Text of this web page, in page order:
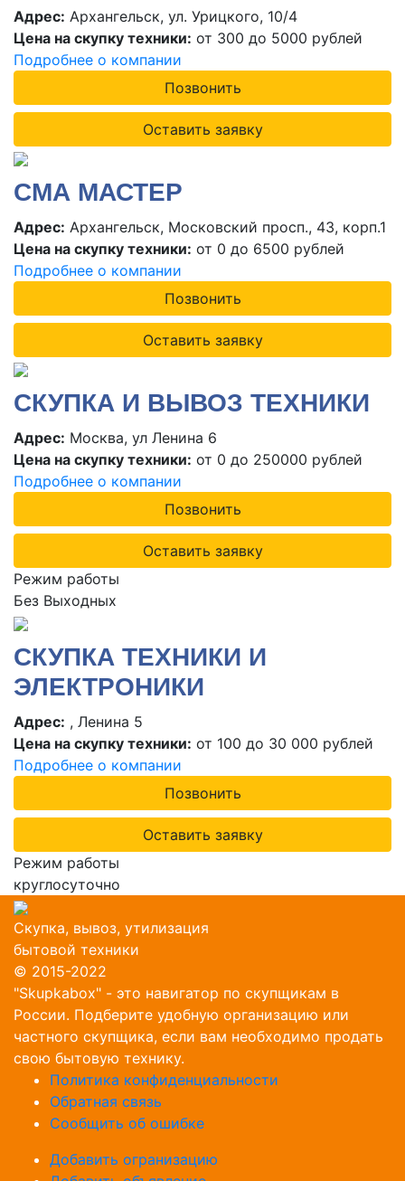
Адрес: Архангельск, ул. Урицкого, 10/4
Цена на скупку техники: от 300 до 5000 рублей
Подробнее о компании
Позвонить
Оставить заявку
СМА МАСТЕР
Адрес: Архангельск, Московский просп., 43, корп.1
Цена на скупку техники: от 0 до 6500 рублей
Подробнее о компании
Позвонить
Оставить заявку
СКУПКА И ВЫВОЗ ТЕХНИКИ
Адрес: Москва, ул Ленина 6
Цена на скупку техники: от 0 до 250000 рублей
Подробнее о компании
Позвонить
Оставить заявку
Режим работы
Без Выходных
СКУПКА ТЕХНИКИ И
ЭЛЕКТРОНИКИ
Адрес: , Ленина 5
Цена на скупку техники: от 100 до 30 000 рублей
Подробнее о компании
Позвонить
Оставить заявку
Режим работы
круглосуточно
Скупка, вывоз, утилизация
бытовой техники
© 2015-2022
"Skupkabox" - это навигатор по скупщикам в
России. Подберите удобную организацию или
частного скупщика, если вам необходимо продать
свою бытовую технику.
Политика конфиденциальности
Обратная связь
Сообщить об ошибке
Добавить огранизацию